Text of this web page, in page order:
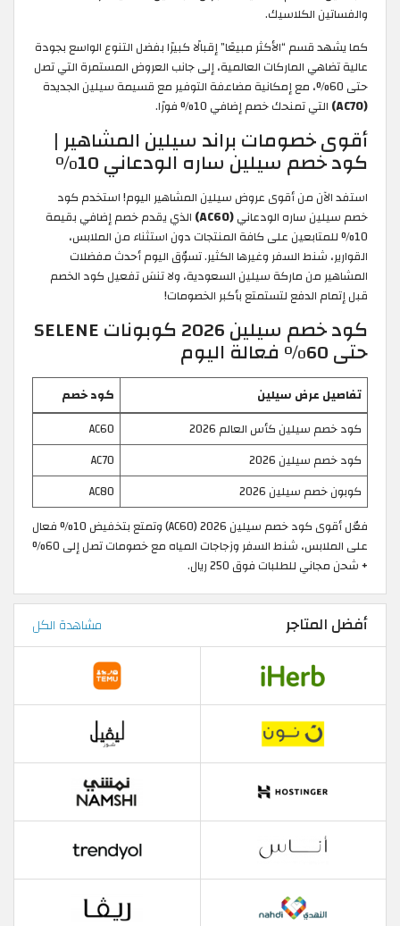
والفساتين الكلاسيك.
كما يشهد قسم “الأكثر مبيعًا” إقبالًا كبيرًا بفضل التنوع الواسع بجودة
عالية تضاهي الماركات العالمية، إلى جانب العروض المستمرة التي تصل
حتى 60%، مع إمكانية مضاعفة التوفير مع قسيمة سيلين الجديدة
(AC70)
التي تمنحك خصم إضافي 10% فورًا.
أقوى خصومات براند سيلين المشاهير |
كود خصم سيلين ساره الودعاني 10%
استفد الآن من أقوى عروض سيلين المشاهير اليوم! استخدم كود
خصم سيلين ساره الودعاني(AC60)
الذي يقدم خصم إضافي بقيمة
10% للمتابعين على كافة المنتجات دون استثناء من الملابس،
القوارير، شنط السفر وغيرها الكثير. تسوّق اليوم أحدث مفضلات
المشاهير من ماركة سيلين السعودية، ولا تنسَ تفعيل كود الخصم
قبل إتمام الدفع لتستمتع بأكبر الخصومات!
كود خصم سيلين 2026 كوبونات SELENE
حتى 60% فعالة اليوم
تفاصيل عرض سيلين
كود خصم
كود خصم سيلين كأس العالم 2026
AC60
كود خصم سيلين 2026
AC70
كوبون خصم سيلين 2026
AC80
فعّل أقوى كود خصم سيلين 2026 (AC60) وتمتع بتخفيض 10% فعال
على الملابس، شنط السفر وزجاجات المياه مع خصومات تصل إلى 60%
+ شحن مجاني للطلبات فوق 250 ريال.
أفضل المتاجر مشاهدة الكل